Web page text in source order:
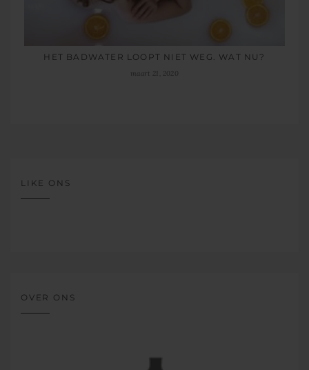
HET BADWATER LOOPT NIET WEG. WAT NU?
maart 21, 2020
LIKE ONS
OVER ONS